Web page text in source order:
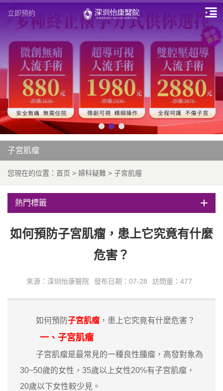
立即預約
子宮肌瘤
您現在的位置： 首页 > 婦科疑難 > 子宮肌瘤
熱門標籤
如何預防子宮肌瘤，患上它究竟有什麼
危害？
來源：深圳怡康醫院 發布日期：07-28 訪問量：477
如何預防子宮肌瘤 ，患上它究竟有什麼危害？
一、子宮肌瘤
子宮肌瘤是最常見的一種良性腫瘤，高發對象為
30~50歲的女性，35歲以上女性20%有子宮肌瘤，
20歲以下女性較少見。